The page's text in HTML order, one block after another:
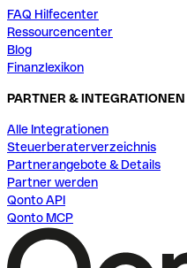
FAQ Hilfecenter
Ressourcencenter
Blog
Finanzlexikon
PARTNER & INTEGRATIONEN
Alle Integrationen
Steuerberaterverzeichnis
Partnerangebote & Details
Partner werden
Qonto API
Qonto MCP